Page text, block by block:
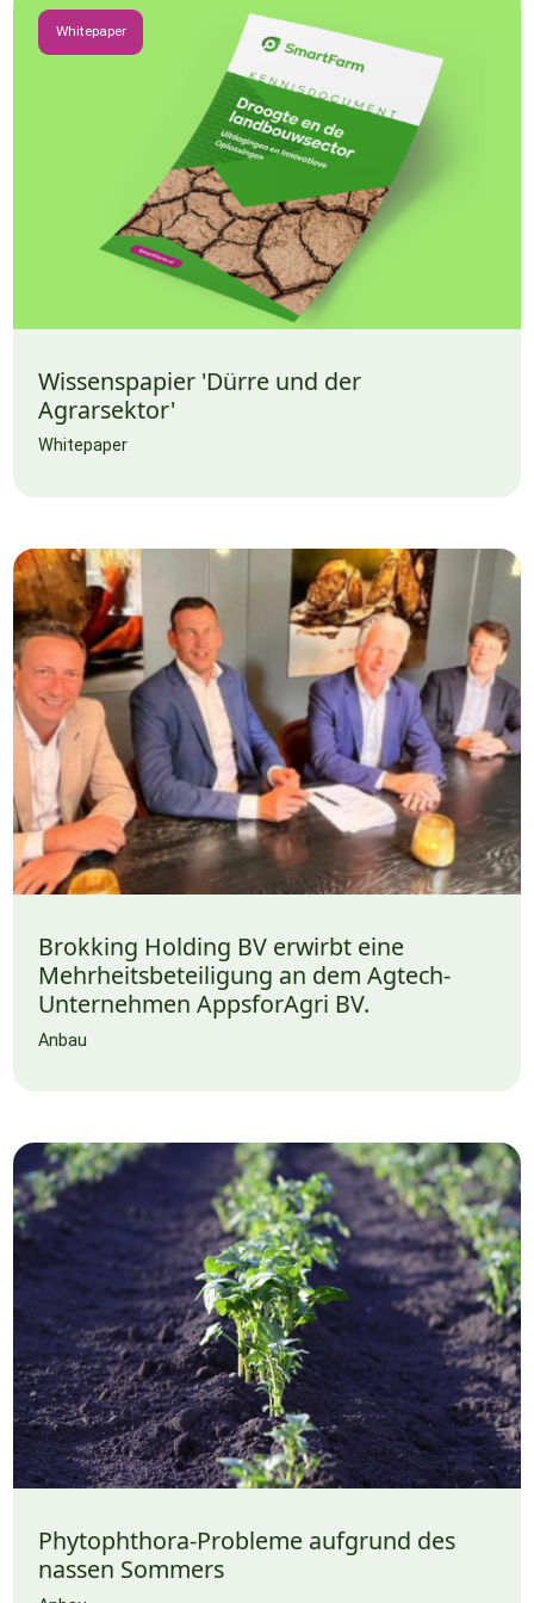
Whitepaper
Wissenspapier 'Dürre und der
Agrarsektor'
Whitepaper
Brokking Holding BV erwirbt eine
Mehrheitsbeteiligung an dem Agtech-
Unternehmen AppsforAgri BV.
Anbau
Phytophthora-Probleme aufgrund des
nassen Sommers